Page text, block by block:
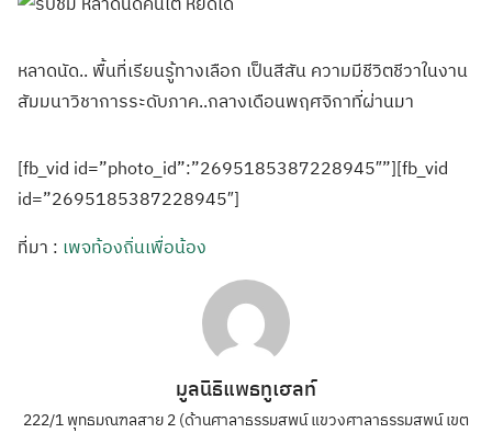
หลาดนัด.. พื้นที่เรียนรู้ทางเลือก เป็นสีสัน ความมีชีวิตชีวาในงาน
สัมมนาวิชาการระดับภาค..กลางเดือนพฤศจิกาที่ผ่านมา
[fb_vid id=”photo_id”:”2695185387228945″”][fb_vid
id=”2695185387228945″]
ที่มา : เพจท้องถิ่นเพื่อน้อง
มูลนิธิแพธทูเฮลท์
222/1 พุทธมณฑลสาย 2 (ด้านศาลาธรรมสพน์ แขวงศาลาธรรมสพน์ เขต